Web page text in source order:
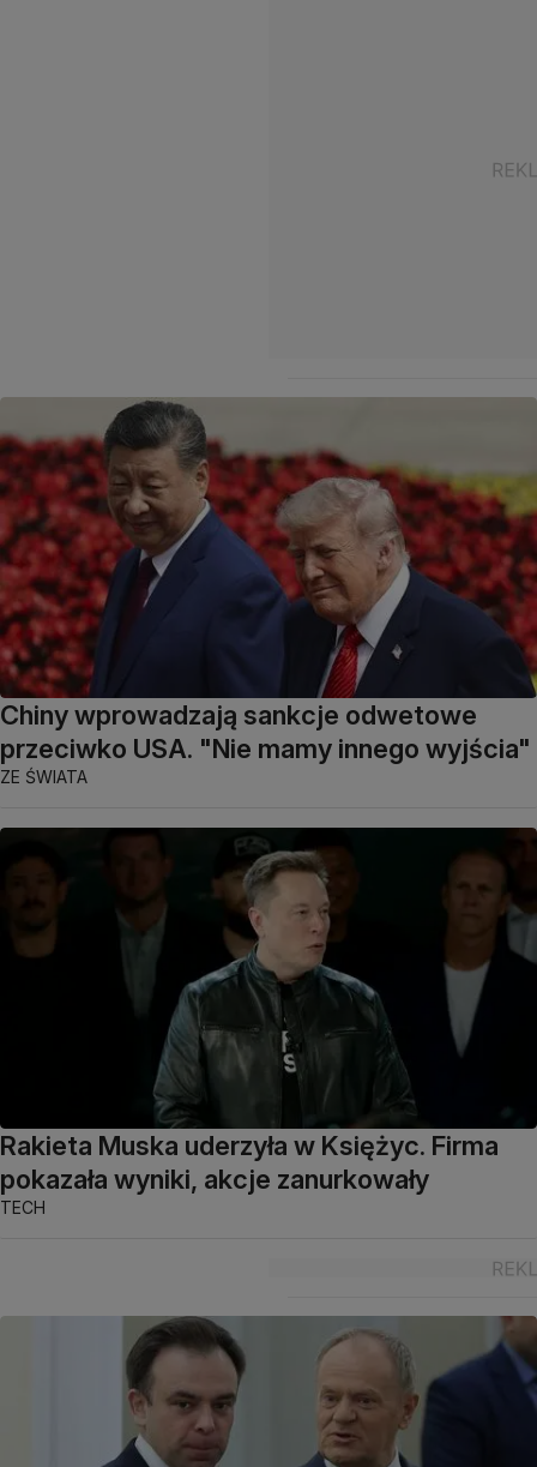
Chiny wprowadzają sankcje odwetowe
przeciwko USA. "Nie mamy innego wyjścia"
ZE ŚWIATA
Rakieta Muska uderzyła w Księżyc. Firma
pokazała wyniki, akcje zanurkowały
TECH